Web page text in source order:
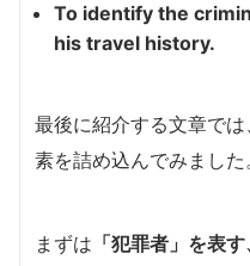
To identify the
his travel history.
最後に紹介する文章で
素を詰め込んでみました
まずは 「犯罪者」を表